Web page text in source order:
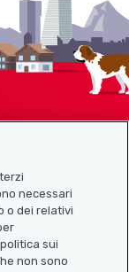
necessari
o dei relativi
sui
non sono